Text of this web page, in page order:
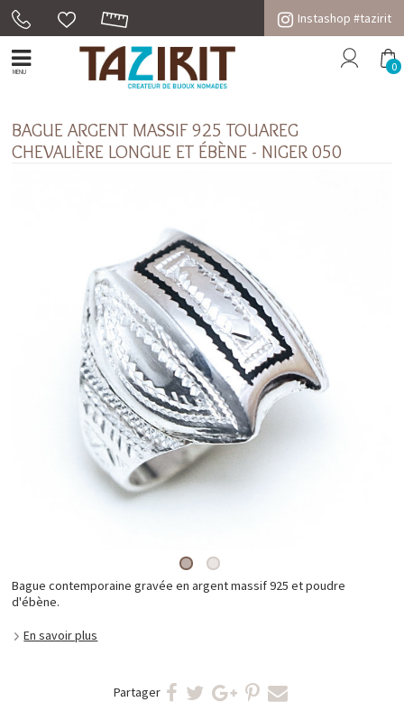
Instashop #tazirit
MENU 0
BAGUE ARGENT MASSIF 925 TOUAREG
CHEVALIÈRE LONGUE ET ÉBÈNE - NIGER 050
Bague contemporaine gravée en argent massif 925 et poudre
d'ébène.
En savoir plus
Partager